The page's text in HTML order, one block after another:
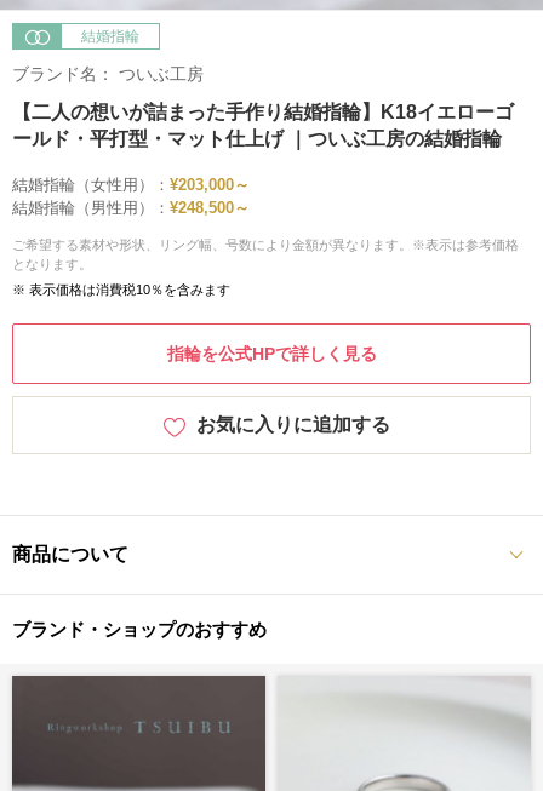
結婚指輪
ブランド名： ついぶ工房
【二人の想いが詰まった手作り結婚指輪】K18イエローゴ
ールド・平打型・マット仕上げ ｜ついぶ工房の結婚指輪
結婚指輪（女性用）： ¥203,000～
結婚指輪（男性用）： ¥248,500～
ご希望する素材や形状、リング幅、号数により金額が異なります。※表示は参考価格
となります。
※ 表示価格は消費税10％を含みます
指輪を公式HPで詳しく見る
お気に入りに追加する
商品について
ブランド・ショップのおすすめ